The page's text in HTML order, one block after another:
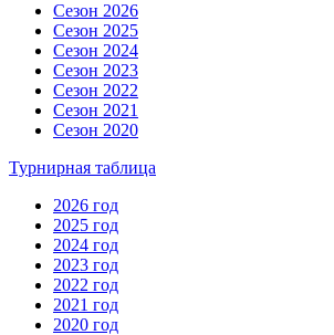
Сезон 2026
Сезон 2025
Сезон 2024
Сезон 2023
Сезон 2022
Сезон 2021
Сезон 2020
Турнирная таблица
2026 год
2025 год
2024 год
2023 год
2022 год
2021 год
2020 год